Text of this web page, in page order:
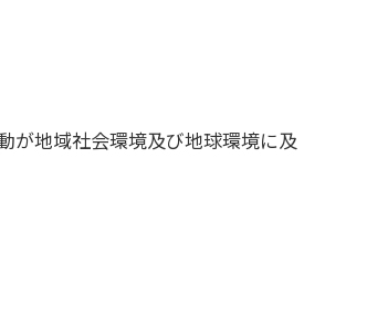
が地域社会環境及び地球環境に及